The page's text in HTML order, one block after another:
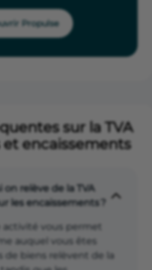
Propulse
sur la TVA
encaissements
relève de la TVA
les encaissements ?
activité vous permet
auquel vous êtes
de biens relèvent de la